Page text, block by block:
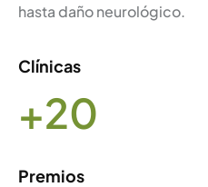
hasta daño neurológico.
Clínicas
+20
Premios